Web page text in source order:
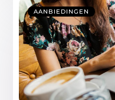
AANBIEDINGEN